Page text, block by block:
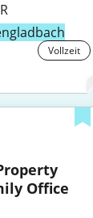
Vollzeit
Office